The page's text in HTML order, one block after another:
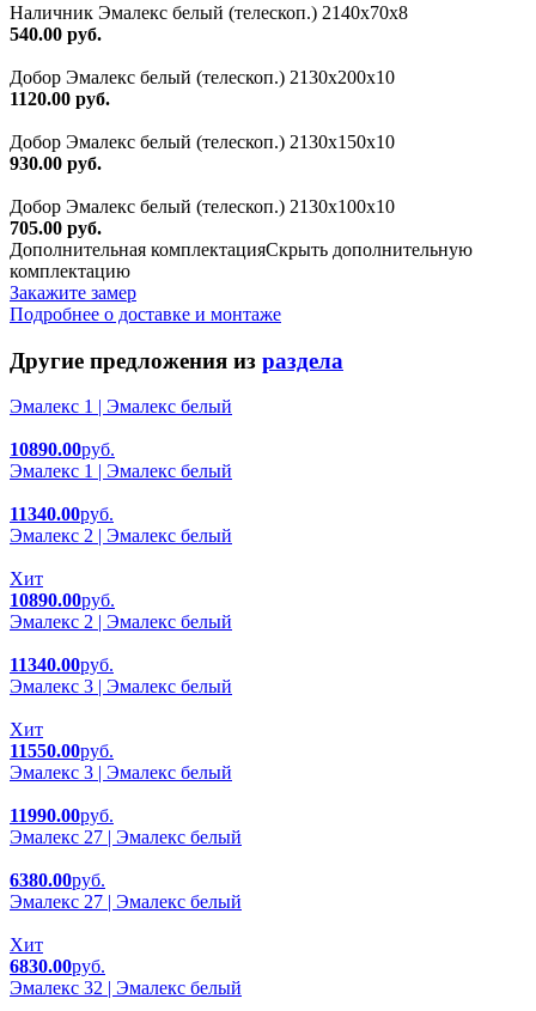
Наличник Эмалекс белый (телескоп.) 2140x70x8
540.00 руб.
Добор Эмалекс белый (телескоп.) 2130х200х10
1120.00 руб.
Добор Эмалекс белый (телескоп.) 2130х150х10
930.00 руб.
Добор Эмалекс белый (телескоп.) 2130х100х10
705.00 руб.
Дополнительная комплектацияСкрыть дополнительную
комплектацию
Закажите замер
Подробнее о доставке и монтаже
Другие предложения из раздела
Эмалекс 1 | Эмалекс белый
10890.00руб.
Эмалекс 1 | Эмалекс белый
11340.00руб.
Эмалекс 2 | Эмалекс белый
Хит
10890.00руб.
Эмалекс 2 | Эмалекс белый
11340.00руб.
Эмалекс 3 | Эмалекс белый
Хит
11550.00руб.
Эмалекс 3 | Эмалекс белый
11990.00руб.
Эмалекс 27 | Эмалекс белый
6380.00руб.
Эмалекс 27 | Эмалекс белый
Хит
6830.00руб.
Эмалекс 32 | Эмалекс белый